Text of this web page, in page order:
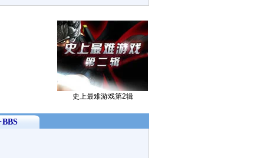
史上最难游戏第2辑